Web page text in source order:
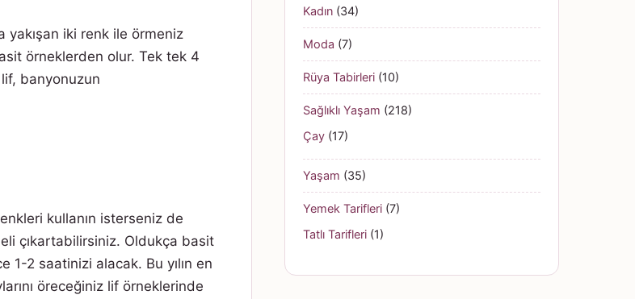
yakışan iki renk ile örmeniz
örneklerden olur. Tek tek 4
banyonuzun
kullanın isterseniz de
çıkartabilirsiniz. Oldukça basit
1-2 saatinizi alacak. Bu yılın en
öreceğiniz lif örneklerinde
Kadın (34)
Moda (7)
Rüya Tabirleri (10)
Sağlıklı Yaşam (218)
Çay (17)
Yaşam (35)
Yemek Tarifleri (7)
Tatlı Tarifleri (1)